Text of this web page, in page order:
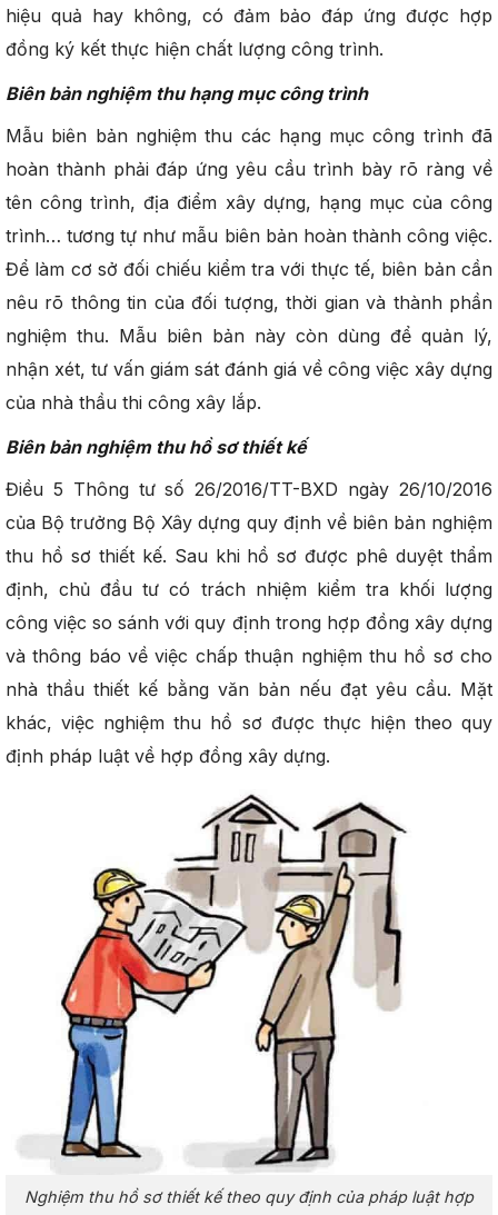
hiệu quả hay không, có đảm bảo đáp ứng được hợp
đồng ký kết thực hiện chất lượng công trình.
Biên bản nghiệm thu hạng mục công trình
Mẫu biên bản nghiệm thu các hạng mục công trình đã
hoàn thành phải đáp ứng yêu cầu trình bày rõ ràng về
tên công trình, địa điểm xây dựng, hạng mục của công
trình… tương tự như mẫu biên bản hoàn thành công việc.
Để làm cơ sở đối chiếu kiểm tra với thực tế, biên bản cần
nêu rõ thông tin của đối tượng, thời gian và thành phần
nghiệm thu. Mẫu biên bản này còn dùng để quản lý,
nhận xét, tư vấn giám sát đánh giá về công việc xây dựng
của nhà thầu thi công xây lắp.
Biên bản nghiệm thu hồ sơ thiết kế
Điều 5 Thông tư số 26/2016/TT-BXD ngày 26/10/2016
của Bộ trưởng Bộ Xây dựng quy định về biên bản nghiệm
thu hồ sơ thiết kế. Sau khi hồ sơ được phê duyệt thẩm
định, chủ đầu tư có trách nhiệm kiểm tra khối lượng
công việc so sánh với quy định trong hợp đồng xây dựng
và thông báo về việc chấp thuận nghiệm thu hồ sơ cho
nhà thầu thiết kế bằng văn bản nếu đạt yêu cầu. Mặt
khác, việc nghiệm thu hồ sơ được thực hiện theo quy
định pháp luật về hợp đồng xây dựng.
Nghiệm thu hồ sơ thiết kế theo quy định của pháp luật hợp